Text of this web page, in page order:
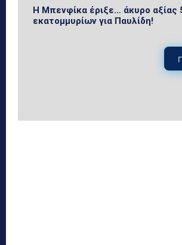
Η Μπενφίκα έριξε… άκυρο αξίας
εκατομμυρίων για Παυλίδη!